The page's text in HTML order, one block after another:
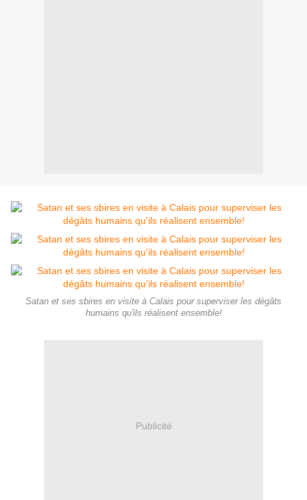
Satan et ses sbires en visite à Calais pour superviser les dégâts
humains qu'ils réalisent ensemble!
Publicité